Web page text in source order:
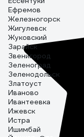
Ефремов
Железногорск
Жигулевск
Жуковский
Зарайск
Звенигород
Зеленоград
Зеленодольск
Златоуст
Иваново
Ивантеевка
Ижевск
Истра
Ишимбай